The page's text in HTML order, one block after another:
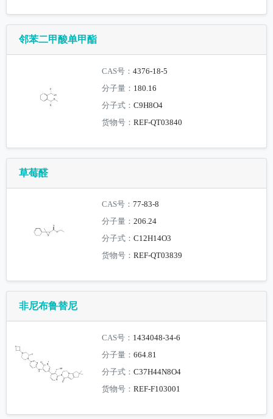
邻苯二甲酸单甲酯
CAS号：4376-18-5
分子量： 180.16
分子式：C9H8O4
货物号：REF-QT03840
草莓醛
CAS号：77-83-8
分子量：206.24
分子式：C12H14O3
货物号：REF-QT03839
非尼布鲁替尼
CAS号： 1434048-34-6
分子量：664.81
分子式：C37H44N8O4
货物号：REF-F103001